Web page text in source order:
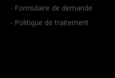
- Formulaire de demande
- Politique de traitement